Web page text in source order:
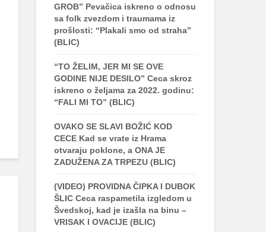
GROB” Pevačica iskreno o odnosu
sa folk zvezdom i traumama iz
prošlosti: “Plakali smo od straha”
(BLIC)
“TO ŽELIM, JER MI SE OVE
GODINE NIJE DESILO” Ceca skroz
iskreno o željama za 2022. godinu:
“FALI MI TO” (BLIC)
OVAKO SE SLAVI BOŽIĆ KOD
CECE Kad se vrate iz Hrama
otvaraju poklone, a ONA JE
ZADUŽENA ZA TRPEZU (BLIC)
(VIDEO) PROVIDNA ČIPKA I DUBOK
ŠLIC Ceca raspametila izgledom u
Švedskoj, kad je izašla na binu –
VRISAK I OVACIJE (BLIC)